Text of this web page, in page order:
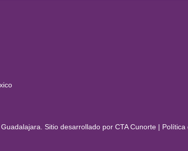
Sitio desarrollado por CTA Cunorte | Política